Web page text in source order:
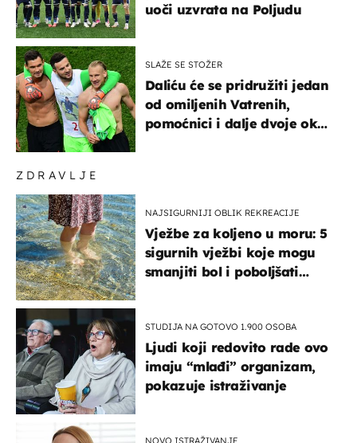
ZDRAVLJE
NAJSIGURNIJI OBLIK REKREACIJE
Vježbe za koljeno u moru: 5
sigurnih vježbi koje mogu
smanjiti bol i poboljšati
STUDIJA NA GOTOVO 1.900 OSOBA
Ljudi koji redovito rade ovo
imaju “mlađi” organizam,
pokazuje istraživanje
NOVO ISTRAŽIVANJE
uoči uzvrata na Poljudu
SLAŽE SE STOŽER
Daliću će se pridružiti jedan
od omiljenih Vatrenih,
pomoćnici i dalje dvoje oko